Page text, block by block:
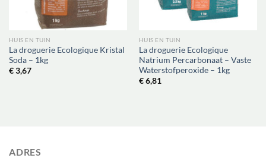
HUIS EN TUIN
La droguerie Ecologique Kristal
Soda – 1kg
€3,67
HUIS EN TUIN
La droguerie Ecologique
Natrium Percarbonaat – Vaste
Waterstofperoxide – 1kg
€6,81
ADRES